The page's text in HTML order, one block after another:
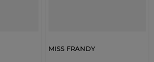
MISS FRANDY